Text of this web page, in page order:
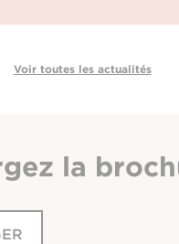
Voir toutes les actualités
la